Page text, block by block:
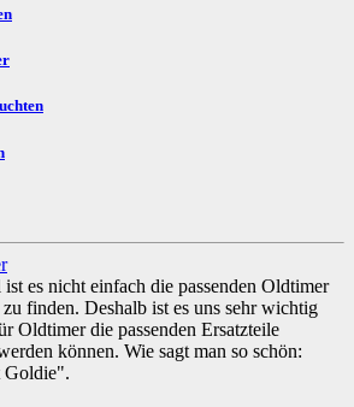
es nicht einfach die passenden Oldtimer
finden. Deshalb ist es uns sehr wichtig
Oldtimer die passenden Ersatzteile
können. Wie sagt man so schön:
Goldie".